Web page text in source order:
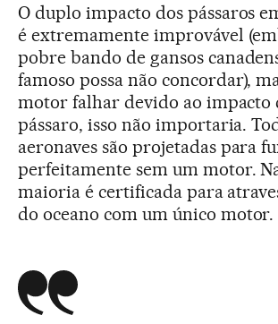
O duplo impacto dos pássaros
é extremamente improvável
pobre bando de gansos
famoso possa não concordar),
motor falhar devido ao impacto
pássaro, isso não importaria.
aeronaves são projetadas para
perfeitamente sem um motor.
maioria é certificada para
do oceano com um único motor.